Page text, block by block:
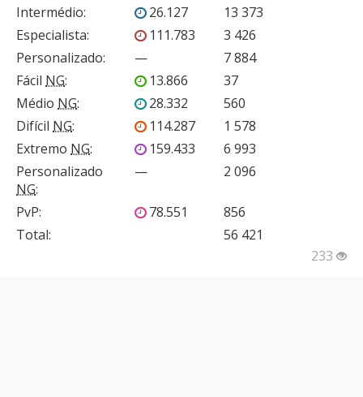
Intermédio: 26.127
13 373
Especialista: 111.783
3 426
Personalizado: —
7 884
Fácil NG: 13.866
37
Médio NG: 28.332
560
Difícil NG: 114.287
1 578
Extremo NG: 159.433
6 993
Personalizado
NG:
— 2 096
PvP: 78.551
856
Total:
56 421
233